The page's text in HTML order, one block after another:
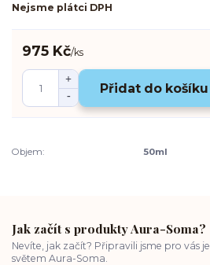
Nejsme plátci DPH
975 Kč/ks
Přidat do košíku
Objem: 50ml
Jak začít s produkty Aura-Soma?
Nevíte, jak začít? Připravili jsme pro vás
světem Aura-Soma.